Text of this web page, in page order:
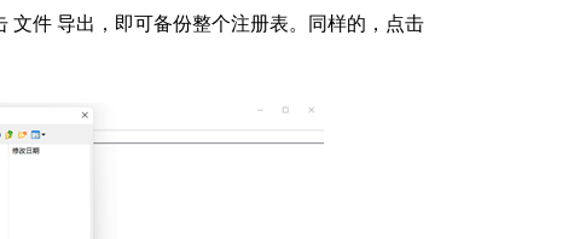
文件 导出，即可备份整个注册表。同样的，点击